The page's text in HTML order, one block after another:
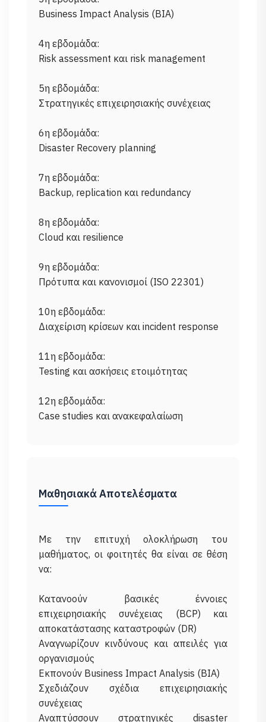
Business Impact Analysis (BIA)
4η εβδομάδα:
Risk assessment και risk management
5η εβδομάδα:
Στρατηγικές επιχειρησιακής συνέχειας
6η εβδομάδα:
Disaster Recovery planning
7η εβδομάδα:
Backup, replication και redundancy
8η εβδομάδα:
Cloud και resilience
9η εβδομάδα:
Πρότυπα και κανονισμοί (ISO 22301)
10η εβδομάδα:
Διαχείριση κρίσεων και incident response
11η εβδομάδα:
Testing και ασκήσεις ετοιμότητας
12η εβδομάδα:
Μαθησιακά Αποτελέσματα
Με την επιτυχή ολοκλήρωση του
μαθήματος, οι φοιτητές θα είναι σε θέση
να:
Κατανοούν βασικές έννοιες
επιχειρησιακής συνέχειας (BCP) και
αποκατάστασης καταστροφών (DR)
Αναγνωρίζουν κινδύνους και απειλές για
οργανισμούς
Εκπονούν Business Impact Analysis (BIA)
Σχεδιάζουν σχέδια επιχειρησιακής
συνέχειας
Αναπτύσσουν στρατηγικές disaster